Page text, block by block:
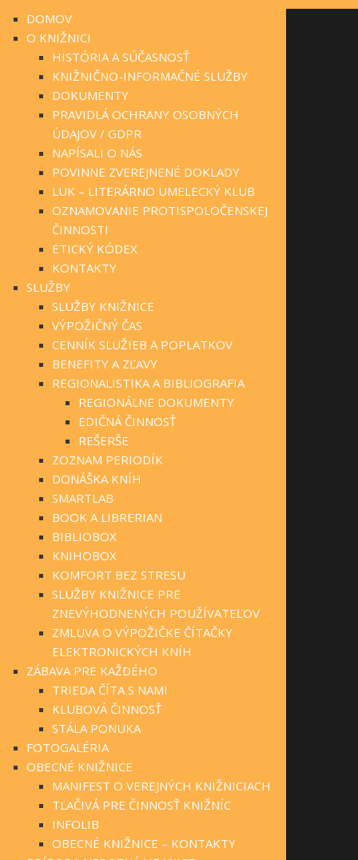
DOMOV
O KNIŽNICI
HISTÓRIA A SÚČASNOSŤ
KNIŽNIČNO-INFORMAČNÉ SLUŽBY
DOKUMENTY
PRAVIDLÁ OCHRANY OSOBNÝCH
ÚDAJOV / GDPR
NAPÍSALI O NÁS
POVINNE ZVEREJNENÉ DOKLADY
LUK – LITERÁRNO UMELECKÝ KLUB
OZNAMOVANIE PROTISPOLOČENSKEJ
ČINNOSTI
ETICKÝ KÓDEX
KONTAKTY
SLUŽBY
SLUŽBY KNIŽNICE
VÝPOŽIČNÝ ČAS
CENNÍK SLUŽIEB A POPLATKOV
BENEFITY A ZĽAVY
REGIONALISTIKA A BIBLIOGRAFIA
REGIONÁLNE DOKUMENTY
EDIČNÁ ČINNOSŤ
REŠERŠE
ZOZNAM PERIODÍK
DONÁŠKA KNÍH
SMARTLAB
BOOK A LIBRERIAN
BIBLIOBOX
KNIHOBOX
KOMFORT BEZ STRESU
SLUŽBY KNIŽNICE PRE
ZNEVÝHODNENÝCH POUŽÍVATEĽOV
ZMLUVA O VÝPOŽIČKE ČÍTAČKY
ELEKTRONICKÝCH KNÍH
ZÁBAVA PRE KAŽDÉHO
TRIEDA ČÍTA S NAMI
KLUBOVÁ ČINNOSŤ
STÁLA PONUKA
FOTOGALÉRIA
OBECNÉ KNIŽNICE
MANIFEST O VEREJNÝCH KNIŽNICIACH
TLAČIVÁ PRE ČINNOSŤ KNIŽNÍC
INFOLIB
OBECNÉ KNIŽNICE – KONTAKTY